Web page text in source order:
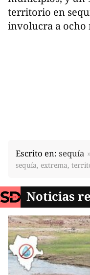
territorio en
involucra a ocho
Escrito en: sequía
sequía, extrema,
Noticias